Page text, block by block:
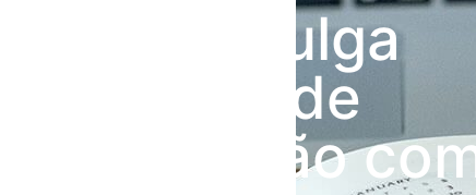
PGFN divulga
proposta de
negociação